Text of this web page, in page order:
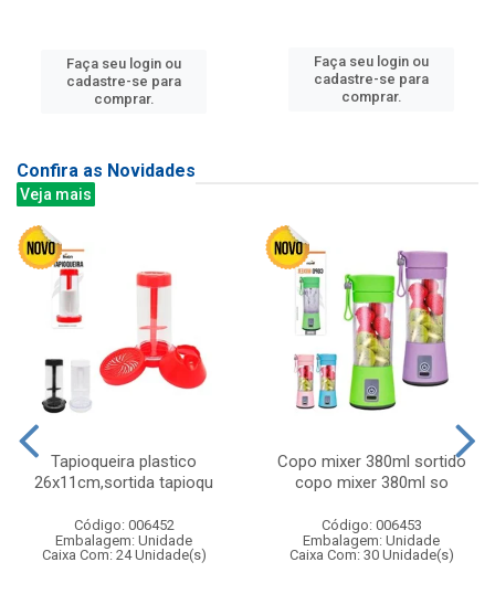
Faça seu login ou
cadastre-se para
comprar.
Faça seu login ou
cadastre-se para
comprar.
Confira as Novidades
Veja mais
Tapioqueira plastico
26x11cm,sortida tapioqu
Código: 006452
Embalagem: Unidade
Caixa Com: 24 Unidade(s)
Copo mixer 380ml sortido
copo mixer 380ml so
Código: 006453
Embalagem: Unidade
Caixa Com: 30 Unidade(s)